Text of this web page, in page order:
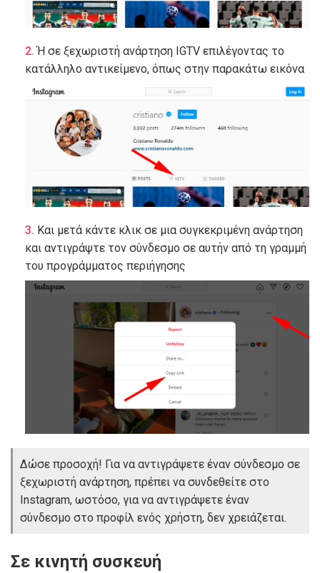
Ή σε ξεχωριστή ανάρτηση IGTV επιλέγοντας το
κατάλληλο αντικείμενο, όπως στην παρακάτω εικόνα
Και μετά κάντε κλικ σε μια συγκεκριμένη ανάρτηση
και αντιγράψτε τον σύνδεσμο σε αυτήν από τη γραμμή
του προγράμματος περιήγησης
Δώσε προσοχή! Για να αντιγράψετε έναν σύνδεσμο σε
ξεχωριστή ανάρτηση, πρέπει να συνδεθείτε στο
Instagram, ωστόσο, για να αντιγράψετε έναν
σύνδεσμο στο προφίλ ενός χρήστη, δεν χρειάζεται.
Σε κινητή συσκευή